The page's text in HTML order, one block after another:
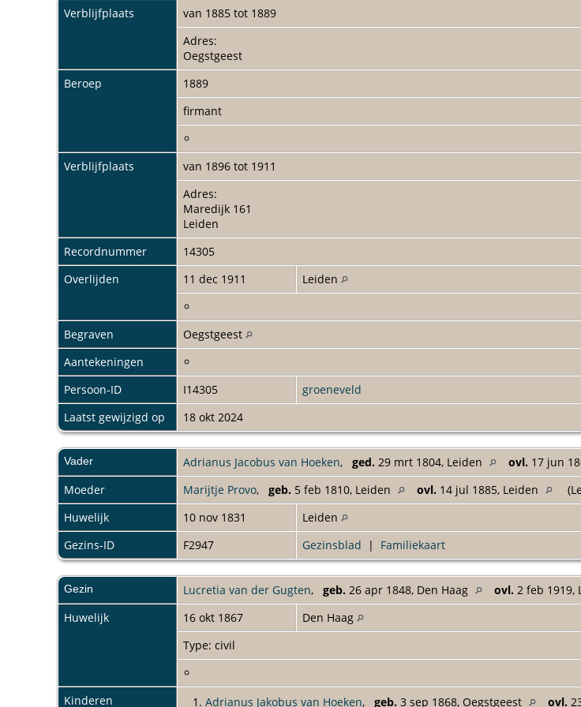
Verblijfplaats
van 1885 tot 1889
Adres:
Oegstgeest
Beroep
1889
firmant
Verblijfplaats
van 1896 tot 1911
Adres:
Maredijk 161
Leiden
Recordnummer
14305
Overlijden
11 dec 1911 Leiden
Begraven
Oegstgeest
Aantekeningen
Persoon-ID
I14305
groeneveld
Laatst gewijzigd op
18 okt 2024
Vader Adrianus Jacobus van Hoeken, ged. 29 mrt 1804, Leiden ovl. 17 jun
Moeder
Marijtje Provo, geb. 5 feb 1810, Leiden ovl. 14 jul 1885, Leiden
Huwelijk
10 nov 1831
Leiden
Gezins-ID
F2947 Gezinsblad | Familiekaart
Gezin Lucretia van der Gugten, geb. 26 apr 1848, Den Haag ovl. 2 feb 1919,
Huwelijk
16 okt 1867
Den Haag
Type: civil
Kinderen 1. Adrianus Jakobus van Hoeken, geb. 3 sep 1868, Oegstgeest ovl.